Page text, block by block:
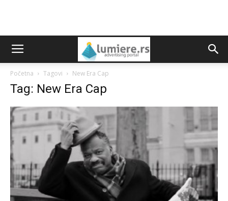
Početna Tagovi New Era Cap
Tag: New Era Cap